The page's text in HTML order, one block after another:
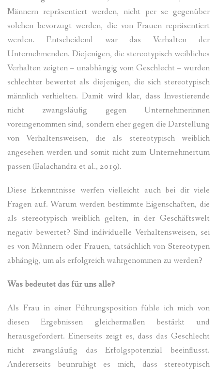
Männern repräsentiert werden, nicht per se gegenüber
solchen bevorzugt werden, die von Frauen repräsentiert
werden. Entscheidend war das Verhalten der
Unternehmenden. Diejenigen, die stereotypisch weibliches
Verhalten zeigten – unabhängig vom Geschlecht – wurden
schlechter bewertet als diejenigen, die sich stereotypisch
männlich verhielten. Damit wird klar, dass Investierende
nicht zwangsläufig gegen Unternehmerinnen
voreingenommen sind, sondern eher gegen die Darstellung
von Verhaltensweisen, die als stereotypisch weiblich
angesehen werden und somit nicht zum Unternehmertum
passen (Balachandra et al., 2019).
Diese Erkenntnisse werfen vielleicht auch bei dir viele
Fragen auf. Warum werden bestimmte Eigenschaften, die
als stereotypisch weiblich gelten, in der Geschäftswelt
negativ bewertet? Sind individuelle Verhaltensweisen, sei
es von Männern oder Frauen, tatsächlich von Stereotypen
abhängig, um als erfolgreich wahrgenommen zu werden?
Was bedeutet das für uns alle?
Als Frau in einer Führungsposition fühle ich mich von
diesen Ergebnissen gleichermaßen bestärkt und
herausgefordert. Einerseits zeigt es, dass das Geschlecht
nicht zwangsläufig das Erfolgspotenzial beeinflusst.
Andererseits beunruhigt es mich, dass stereotypisch